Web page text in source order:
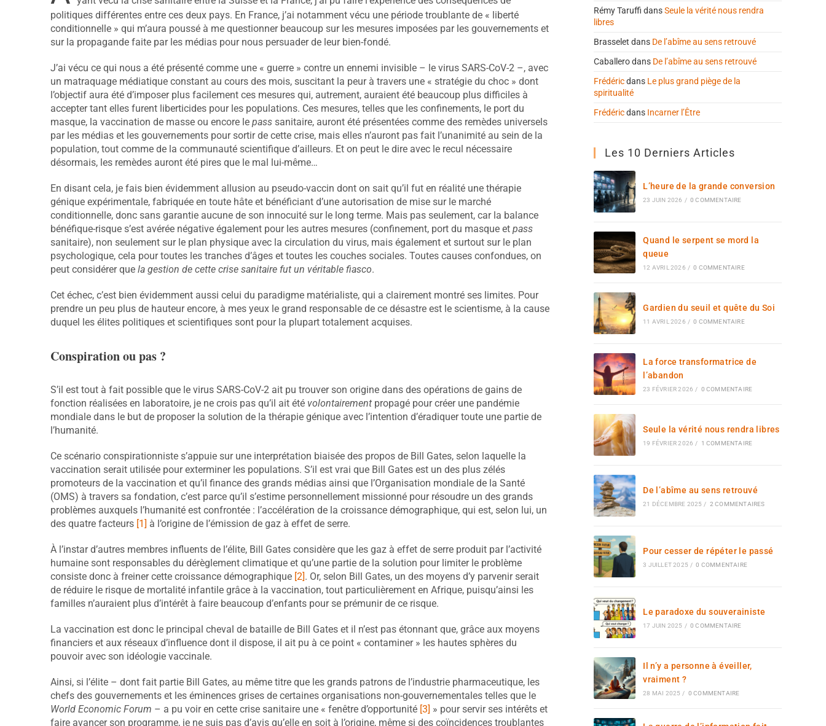
politiques différentes entre ces deux pays. En France, j’ai notamment vécu une période troublante de « liberté
conditionnelle » qui m’aura poussé à me questionner beaucoup sur les mesures imposées par les gouvernements et
sur la propagande faite par les médias pour nous persuader de leur bien-fondé.
J’ai vécu ce qui nous a été présenté comme une « guerre » contre un ennemi invisible – le virus SARS-CoV-2 –, avec
un matraquage médiatique constant au cours des mois, suscitant la peur à travers une « stratégie du choc » dont
l’objectif aura été d’imposer plus facilement ces mesures qui, autrement, auraient été beaucoup plus difficiles à
accepter tant elles furent liberticides pour les populations. Ces mesures, telles que les confinements, le port du
masque, la vaccination de masse ou encore le pass sanitaire, auront été présentées comme des remèdes universels
par les médias et les gouvernements pour sortir de cette crise, mais elles n’auront pas fait l’unanimité au sein de la
population, tout comme de la communauté scientifique d’ailleurs. Et on peut le dire avec le recul nécessaire
désormais, les remèdes auront été pires que le mal lui-même…
En disant cela, je fais bien évidemment allusion au pseudo-vaccin dont on sait qu’il fut en réalité une thérapie
génique expérimentale, fabriquée en toute hâte et bénéficiant d’une autorisation de mise sur le marché
conditionnelle, donc sans garantie aucune de son innocuité sur le long terme. Mais pas seulement, car la balance
bénéfique-risque s’est avérée négative également pour les autres mesures (confinement, port du masque et pass
sanitaire), non seulement sur le plan physique avec la circulation du virus, mais également et surtout sur le plan
psychologique, cela pour toutes les tranches d’âges et toutes les couches sociales. Toutes causes confondues, on
peut considérer que la gestion de cette crise sanitaire fut un véritable fiasco.
Cet échec, c’est bien évidemment aussi celui du paradigme matérialiste, qui a clairement montré ses limites. Pour
prendre un peu plus de hauteur encore, à mes yeux le grand responsable de ce désastre est le scientisme, à la cause
duquel les élites politiques et scientifiques sont pour la plupart totalement acquises.
Conspiration ou pas ?
S’il est tout à fait possible que le virus SARS-CoV-2 ait pu trouver son origine dans des opérations de gains de
fonction réalisées en laboratoire, je ne crois pas qu’il ait été volontairement propagé pour créer une pandémie
mondiale dans le but de proposer la solution de la thérapie génique avec l’intention d’éradiquer toute une partie de
l’humanité.
Ce scénario conspirationniste s’appuie sur une interprétation biaisée des propos de Bill Gates, selon laquelle la
vaccination serait utilisée pour exterminer les populations. S’il est vrai que Bill Gates est un des plus zélés
promoteurs de la vaccination et qu’il finance des grands médias ainsi que l’Organisation mondiale de la Santé
(OMS) à travers sa fondation, c’est parce qu’il s’estime personnellement missionné pour résoudre un des grands
problèmes auxquels l’humanité est confrontée : l’accélération de la croissance démographique, qui est, selon lui, un
des quatre facteurs [1] à l’origine de l’émission de gaz à effet de serre.
À l’instar d’autres membres influents de l’élite, Bill Gates considère que les gaz à effet de serre produit par l’activité
humaine sont responsables du dérèglement climatique et qu’une partie de la solution pour limiter le problème
consiste donc à freiner cette croissance démographique [2]. Or, selon Bill Gates, un des moyens d’y parvenir serait
de réduire le risque de mortalité infantile grâce à la vaccination, tout particulièrement en Afrique, puisqu’ainsi les
familles n’auraient plus d’intérêt à faire beaucoup d’enfants pour se prémunir de ce risque.
La vaccination est donc le principal cheval de bataille de Bill Gates et il n’est pas étonnant que, grâce aux moyens
financiers et aux réseaux d’influence dont il dispose, il ait pu à ce point « contaminer » les hautes sphères du
pouvoir avec son idéologie vaccinale.
Ainsi, si l’élite – dont fait partie Bill Gates, au même titre que les grands patrons de l’industrie pharmaceutique, les
chefs des gouvernements et les éminences grises de certaines organisations non-gouvernementales telles que le
World Economic Forum – a pu voir en cette crise sanitaire une « fenêtre d’opportunité [3] » pour servir ses intérêts et
faire avancer son programme, je ne suis pas d’avis qu’elle en soit à l’origine, même si des coïncidences troublantes
Rémy Taruffi dansSeule la vérité nous rendra
libres
Brasselet dans De l’abîme au sens retrouvé
Caballerodans De l’abîme au sens retrouvé
Frédéricdans Le plus grand piège de la
spiritualité
Frédéricdans Incarner l’Être
Les 10 Derniers Articles
L’heure de la grande conversion
23 JUIN 2026 / 0 COMMENTAIRE
Quand le serpent se mord la
queue
12 AVRIL 2026 / 0 COMMENTAIRE
Gardien du seuil et quête du Soi
11 AVRIL 2026 / 0 COMMENTAIRE
La force transformatrice de
l’abandon
23 FÉVRIER 2026 / 0 COMMENTAIRE
Seule la vérité nous rendra libres
19 FÉVRIER 2026 / 1 COMMENTAIRE
De l’abîme au sens retrouvé
21 DÉCEMBRE 2025 / 2 COMMENTAIRES
Pour cesser de répéter le passé
3 JUILLET 2025 / 0 COMMENTAIRE
Le paradoxe du souverainiste
17 JUIN 2025 / 0 COMMENTAIRE
Il n’y a personne à éveiller,
vraiment ?
28 MAI 2025 / 0 COMMENTAIRE